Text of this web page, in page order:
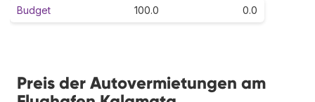
Budget 100.0 0.0
Preis der Autovermietungen am